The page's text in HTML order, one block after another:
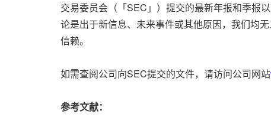
交易委员会（「SEC」）提交的最新年报和季报
论是出于新信息、未来事件或其他原因，我们均
信赖。
如需查阅公司向SEC提交的文件，请访问公司网站
参考文献：